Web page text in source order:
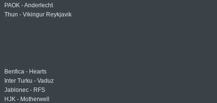
PAOK - Anderlecht
Thun - Vikingur Reykjavik
Benfica - Hearts
Inter Turku - Vaduz
Jablonec - RFS
HJK - Motherwell